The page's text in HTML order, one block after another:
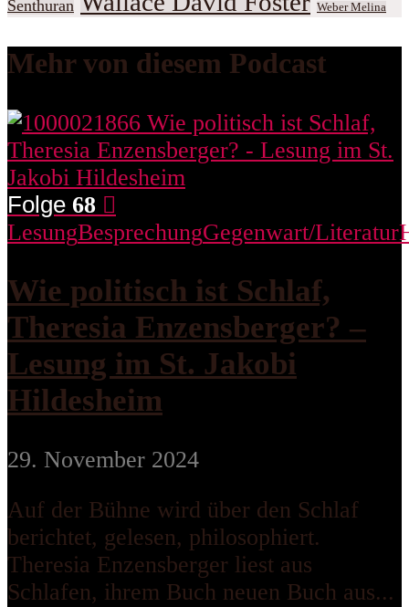
Senthuran Weber Melina
Mehr von diesem Podcast
Folge 68
LesungBesprechungGegenwart/Literatur
Wie politisch ist Schlaf,
Theresia Enzensberger? –
Lesung im St. Jakobi
Hildesheim
29. November 2024
Auf der Bühne wird über den Schlaf
berichtet, gelesen, philosophiert.
Theresia Enzensberger liest aus
Schlafen, ihrem Buch neuen Buch aus...